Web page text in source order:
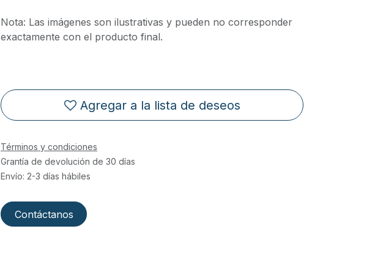
Nota: Las imágenes son ilustrativas y pueden no corresponder
exactamente con el producto final.
Agregar a la lista de deseos
Términos y condiciones
Grantía de devolución de 30 días
Envío: 2-3 días hábiles
Contáctanos